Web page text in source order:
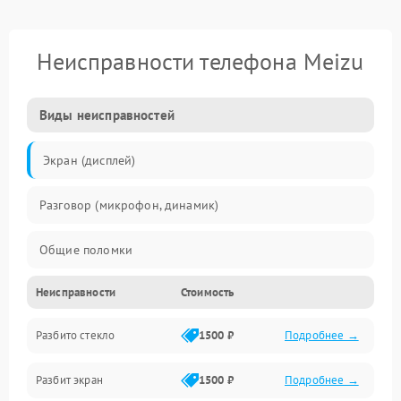
Неисправности телефона Meizu
Виды неисправностей
Экран (дисплей)
Разговор (микрофон, динамик)
Общие поломки
Проблемы связи
Камеры
Проблемы с дисплеем и сенсором
Неисправности Стоимость
Разбито стекло 1500 ₽ Подробнее →
Разбит экран 1500 ₽ Подробнее →